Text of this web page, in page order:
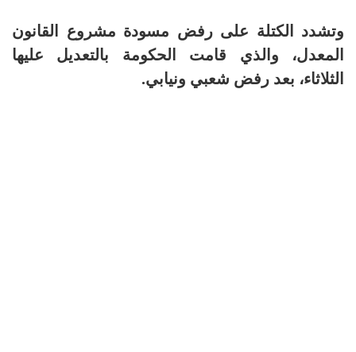
وتشدد الكتلة على رفض مسودة مشروع القانون
المعدل، والذي قامت الحكومة بالتعديل عليها
الثلاثاء، بعد رفض شعبي ونيابي.